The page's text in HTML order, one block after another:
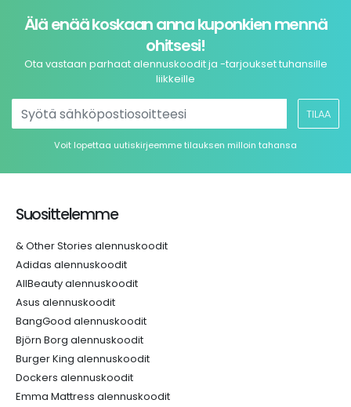
Älä enää koskaan anna kuponkien mennä
ohitsesi!
Ota vastaan parhaat alennuskoodit ja -tarjoukset tuhansille
liikkeille
TILAA
Voit lopettaa uutiskirjeemme tilauksen milloin tahansa
Suosittelemme
& Other Stories alennuskoodit
Adidas alennuskoodit
AllBeauty alennuskoodit
Asus alennuskoodit
BangGood alennuskoodit
Björn Borg alennuskoodit
Burger King alennuskoodit
Dockers alennuskoodit
Emma Mattress alennuskoodit